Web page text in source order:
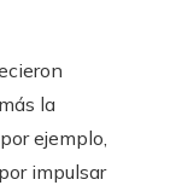
la
ejemplo,
impulsar